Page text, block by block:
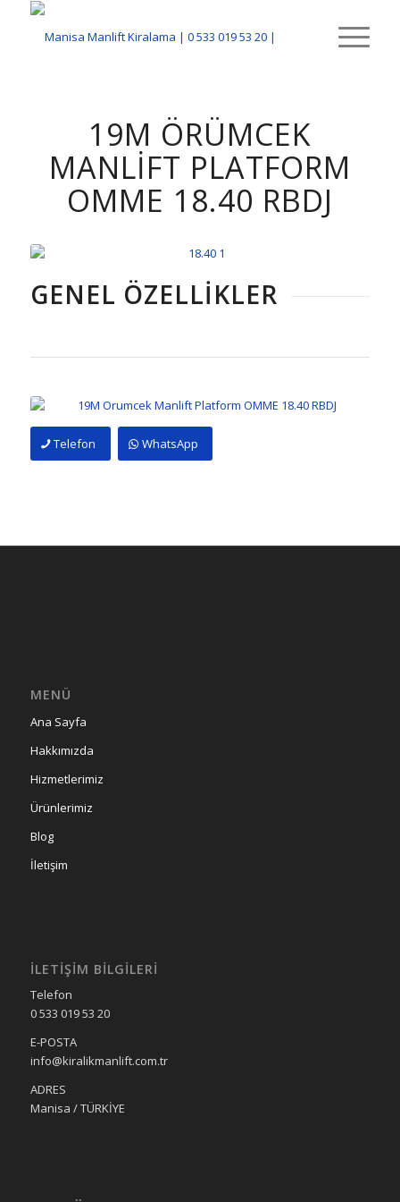
19M ÖRÜMCEK
MANLIFT PLATFORM
OMME 18.40 RBDJ
GENEL ÖZELLIKLER
Telefon WhatsApp
MENÜ
Ana Sayfa
Hakkımızda
Hizmetlerimiz
Ürünlerimiz
Blog
İletişim
İLETIŞIM BILGILERI
Telefon
0 533 019 53 20
E-POSTA
info@kiralikmanlift.com.tr
ADRES
Manisa / TÜRKİYE